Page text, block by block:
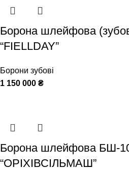
Борона шлейфова
“FIELLDAY”
Борони зубові
1 150 000 ₴
Борона шлейфова БШ-
“ОРІХІВСІЛЬМАШ”